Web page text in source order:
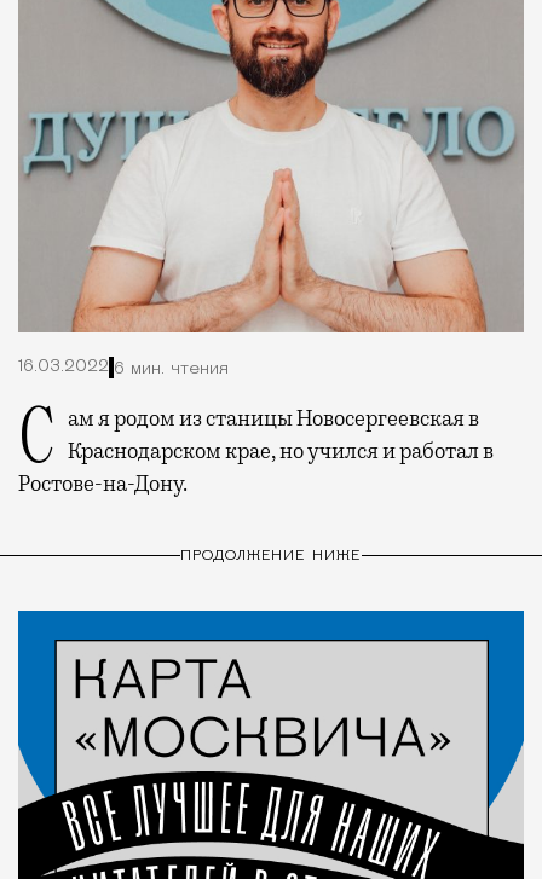
16.03.2022 6 мин. чтения
Сам я родом из станицы Новосергеевская в Краснодарском крае, но учился и работал в
Ростове-на-Дону.
ПРОДОЛЖЕНИЕ НИЖЕ